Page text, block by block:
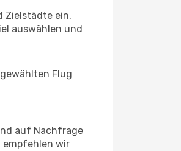
Zielstädte ein,
auswählen und
Flug
auf Nachfrage
empfehlen wir